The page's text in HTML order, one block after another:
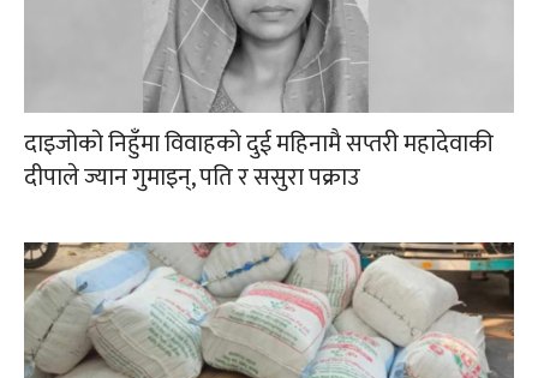
दाइजोको निहुँमा विवाहको दुई महिनामै सप्तरी महादेवाकी
दीपाले ज्यान गुमाइन्, पति र ससुरा पक्राउ